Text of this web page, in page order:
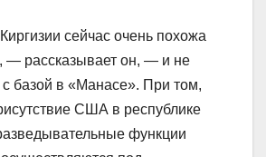
сейчас очень похожа
— рассказывает он, — и не
с базой в «Манасе». При том,
США в республике
функции